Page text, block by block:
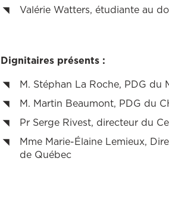
Valérie Watters, étudiante au
Dignitaires présents :
M. Stéphan La Roche, PDG du
M. Martin Beaumont, PDG du
Pr Serge Rivest, directeur du
Mme Marie-Élaine Lemieux,
de Québec